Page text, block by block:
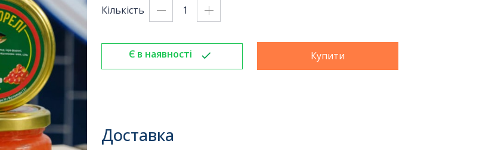
Кількість
Є в наявності Купити
Доставка